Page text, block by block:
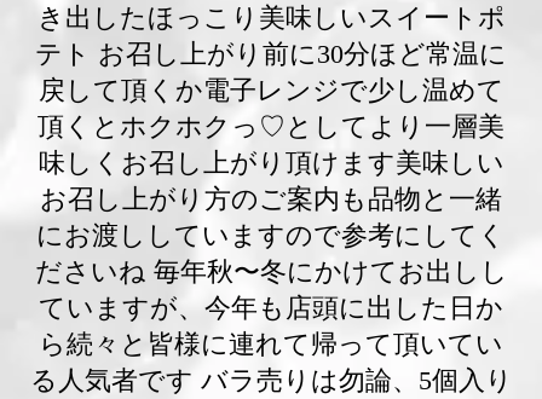
き出したほっこり美味しいスイートポ
テト お召し上がり前に30分ほど常温に
戻して頂くか電子レンジで少し温めて
頂くとホクホクっ♡としてより一層美
味しくお召し上がり頂けます美味しい
お召し上がり方のご案内も品物と一緒
にお渡ししていますので参考にしてく
ださいね 毎年秋〜冬にかけてお出しし
ていますが、今年も店頭に出した日か
ら続々と皆様に連れて帰って頂いてい
る人気者です バラ売りは勿論、5個入り